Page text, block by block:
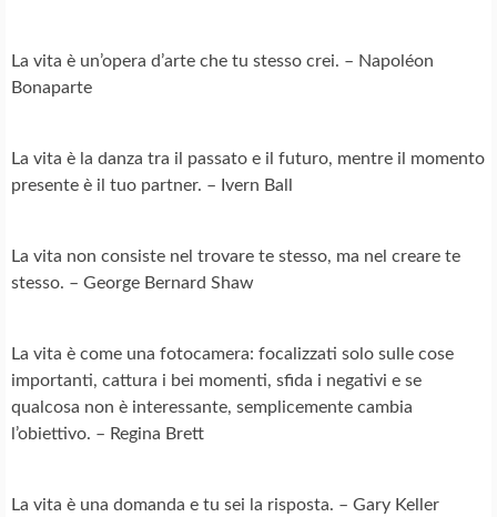
La vita è un’opera d’arte che tu stesso crei. – Napoléon
Bonaparte
La vita è la danza tra il passato e il futuro, mentre il momento
presente è il tuo partner. – Ivern Ball
La vita non consiste nel trovare te stesso, ma nel creare te
stesso. – George Bernard Shaw
La vita è come una fotocamera: focalizzati solo sulle cose
importanti, cattura i bei momenti, sfida i negativi e se
qualcosa non è interessante, semplicemente cambia
l’obiettivo. – Regina Brett
La vita è una domanda e tu sei la risposta. – Gary Keller